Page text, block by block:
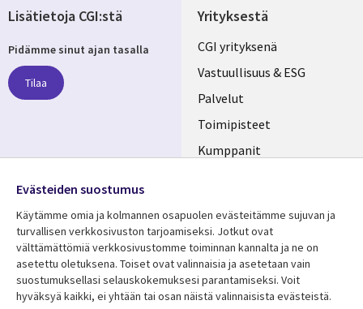
Yrityksestä
Useful
links
FINLAND
CGI yrityksenä
Vastuullisuus & ESG
Palvelut
Toimipisteet
Kumppanit
Resurssikeskus
Asiakastarinat
Lisätietoa
Tietosuoja
Lisätietoja CGI:stä
Pidämme sinut ajan tasalla
Tilaa
Media
FINLAND
Evästeiden suostumus
Käytämme omia ja kolmannen osapuolen evästeitämme sujuvan ja
turvallisen verkkosivuston tarjoamiseksi. Jotkut ovat
välttämättömiä verkkosivustomme toiminnan kannalta ja ne on
asetettu oletuksena. Toiset ovat valinnaisia ​​ja asetetaan vain
suostumuksellasi selauskokemuksesi parantamiseksi. Voit
hyväksyä kaikki, ei yhtään tai osan näistä valinnaisista evästeistä.